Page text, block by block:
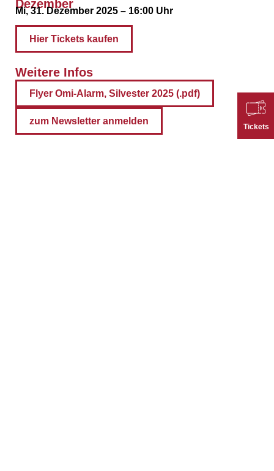
Tickets
Dezember
Mi, 31. Dezember 2025 – 16:00 Uhr
Hier Tickets kaufen
Weitere Infos
Flyer Omi-Alarm, Silvester 2025 (.pdf)
zum Newsletter anmelden